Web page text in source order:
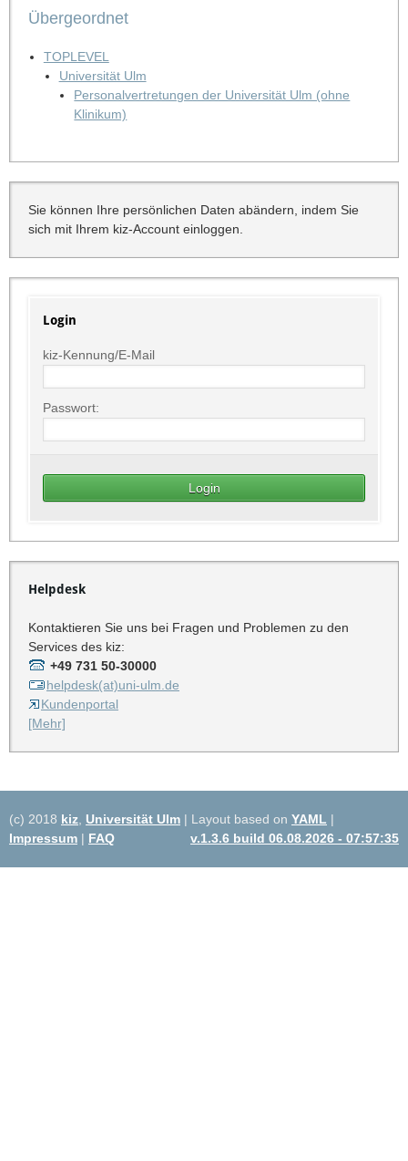
Übergeordnet
TOPLEVEL
Universität Ulm
Personalvertretungen der Universität Ulm (ohne
Klinikum)
Sie können Ihre persönlichen Daten abändern, indem Sie
sich mit Ihrem kiz-Account einloggen.
Login
kiz-Kennung/E-Mail
Passwort:
Helpdesk
Kontaktieren Sie uns bei Fragen und Problemen zu den
Services des kiz:
+49 731 50-30000
helpdesk(at)uni-ulm.de
Kundenportal
[Mehr]
(c) 2018 kiz Universität Ulm | Layout based on YAML |
Impressum | FAQ v.1.3.6 build 06.08.2026 - 07:57:35